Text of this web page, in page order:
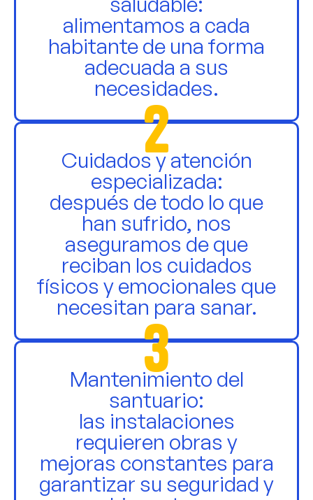
alimentamos a cada
habitante de una forma
adecuada a sus
necesidades.
2
Cuidados y atención
especializada:
después de todo lo que
han sufrido, nos
aseguramos de que
reciban los cuidados
físicos y emocionales que
necesitan para sanar.
3
Mantenimiento del
santuario:
las instalaciones
requieren obras y
mejoras constantes para
garantizar su seguridad y